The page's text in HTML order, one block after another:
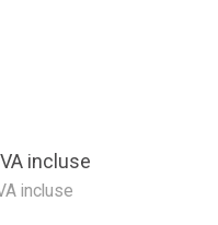
incluse
incluse